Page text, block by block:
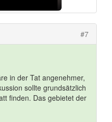
#7
in der Tat angenehmer,
sollte grundsätzlich
finden. Das gebietet der